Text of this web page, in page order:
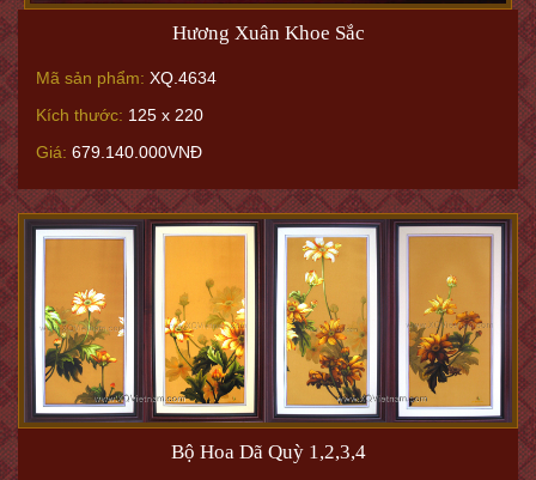
Hương Xuân Khoe Sắc
Mã sản phẩm: XQ.4634
Kích thước: 125 x 220
Giá: 679.140.000VNĐ
Bộ Hoa Dã Quỳ 1,2,3,4